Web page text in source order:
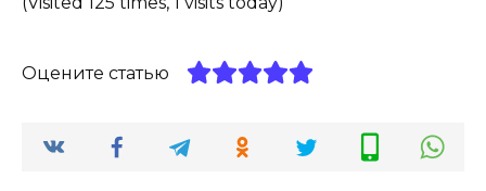
Оцените статью